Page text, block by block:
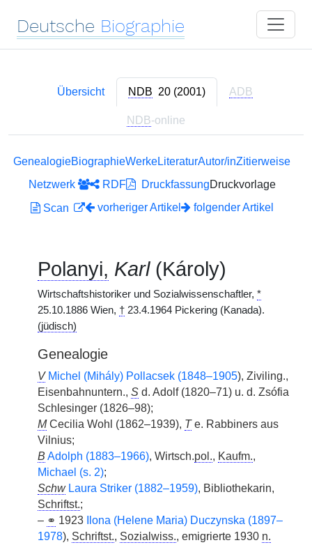
Deutsche Biographie
Übersicht NDB 20 (2001) ADB
NDB-online
GenealogieBiographieWerkeLiteraturAutor/inZitierweise
Netzwerk
RDF DruckfassungDruckvorlage
Scan
vorheriger Artikel folgender Artikel
Polanyi, Karl(Károly)
Wirtschaftshistoriker und Sozialwissenschaftler, *
25.10.1886 Wien, † 23.4.1964 Pickering (Kanada).
(jüdisch)
Genealogie
V Michel (Mihály) Pollacsek (1848–1905), Ziviling.,
Eisenbahnuntern., S d. Adolf (1820–71) u. d. Zsófia
Schlesinger (1826–98);
MCecilia Wohl (1862–1939), Te. Rabbiners aus
Vilnius;
B Adolph (1883–1966), Wirtsch.pol., Kaufm.,
Michael (s. 2);
Schw Laura Striker (1882–1959), Bibliothekarin,
Schriftst.;
– ⚭ 1923
Ilona (Helene Maria) Duczynska (1897–
1978), Schriftst., Sozialwiss., emigrierte 1930 n.